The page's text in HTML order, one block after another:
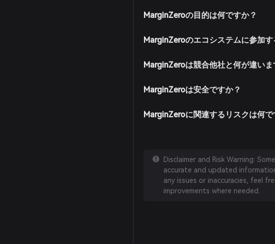
MarginZeroの目的は何ですか？
MarginZeroのエコシステムに参加
MarginZeroは競合他社と何が違いま
MarginZeroは安全ですか？
MarginZeroに関連するリスクは何で
Disclaimer and Risk Warning:
accurate and updated
any issues or inaccuracies, feel
improvements where needed.